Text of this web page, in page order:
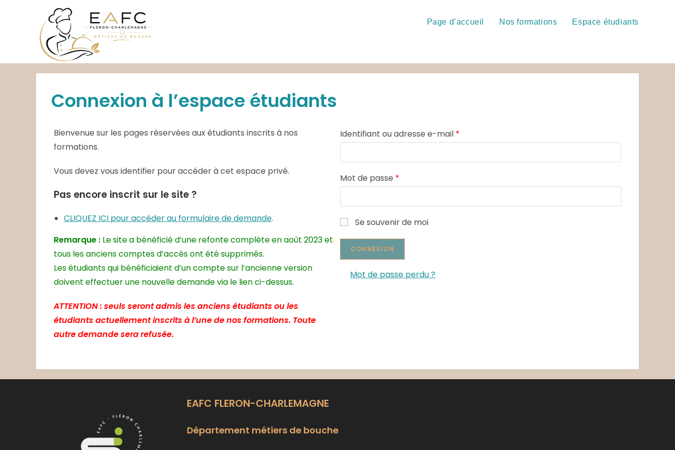
Page d’accueil Nos formations Espace étudiants
Connexion à l’espace étudiants
Bienvenue sur les pages réservées aux étudiants inscrits à nos
formations.
Vous devez vous identifier pour accéder à cet espace privé.
Pas encore inscrit sur le site ?
CLIQUEZ ICI pour accéder au formulaire de demande.
Remarque : Le site a bénéficié d’une refonte complète en août 2023 et
tous les anciens comptes d’accès ont été supprimés.
Les étudiants qui bénéficiaient d’un compte sur l’ancienne version
doivent effectuer une nouvelle demande via le lien ci-dessus.
ATTENTION : seuls seront admis les anciens étudiants ou les
étudiants actuellement inscrits à l’une de nos formations. Toute
autre demande sera refusée.
Identifiant ou adresse e-mail *
Mot de passe *
Se souvenir de moi
Mot de passe perdu ?
EAFC FLERON-CHARLEMAGNE
Département métiers de bouche